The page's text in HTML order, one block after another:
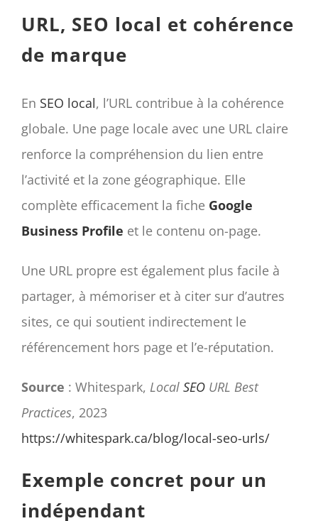
URL, SEO local et cohérence
de marque
En SEO local, l’URL contribue à la cohérence
globale. Une page locale avec une URL claire
renforce la compréhension du lien entre
l’activité et la zone géographique. Elle
complète efficacement la fiche Google
Business Profile et le contenu on-page.
Une URL propre est également plus facile à
partager, à mémoriser et à citer sur d’autres
sites, ce qui soutient indirectement le
référencement hors page et l’e-réputation.
Source : Whitespark, Local SEOURL Best
Practices, 2023
https://whitespark.ca/blog/local-seo-urls/
Exemple concret pour un
indépendant